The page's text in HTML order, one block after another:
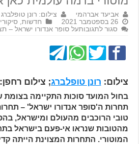
אביעד אברהמי
צילום: רונן טופלברג
26 בספטמבר 2021
חדשות ,
סגור לתגובותעל סופר אנדורו ישראל –
צילום: רונן טופלברג; צילום
בחול המועד סוכות התקיימה בצומת
תחרות ה'סופר אנדורו ישראל' –
טובי הרוכבים מהעולם ומישראל,
מהטובות שנראו אי-פעם בישראל